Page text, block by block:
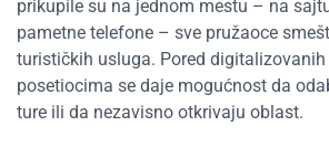
prikupile su na jednom mestu – na
pametne telefone – sve pružaoce
turističkih usluga. Pored
posetiocima se daje mogućnost da
ture ili da nezavisno otkrivaju oblast.